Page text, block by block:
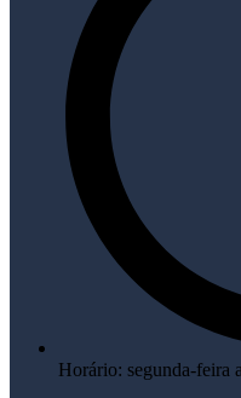
Horário: segunda-feira